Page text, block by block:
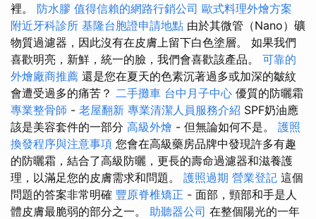
裡。 防水膠 值得信賴的網路行銷公司 歐式料理外燴方案
附近牙科診所 基隆台胞證申請地點 由於其微管（Nano）礦
物質過濾器，因此沒有在皮膚上留下白色塗層。 如果我們
喜歡明亮，新鮮，統一的臉，我們會喜歡該產品。 可靠的
外燴廠商推薦 還是您在夏天的色素沉著過多或加深的皺紋
會遭受過多的痛苦？ 二手攤車 台中月子中心 優質的防曬霜
專業整骨師 - 老屋翻新 專業清潔人員服務介紹 SPF奶油應
該是美容套件的一部分 高級外燴 - 但無論如何不是。 護照
換發程序與注意事項 您會在高級藥房品牌中發現許多有趣
的防曬霜，結合了高級防曬，更長的壽命過濾器和滋養護
理，以滿足您的皮膚需求和問題。 護照過期 營業登記 這個
問題的答案非常明確 豐原脊椎矯正 - 面部，頸部和手是人
體皮膚最脆弱的部分之一。 助聽器公司 在整個陽光的一年